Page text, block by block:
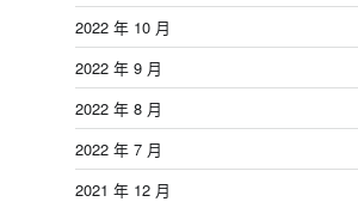
2022 年 10 月
2022 年 9 月
2022 年 8 月
2022 年 7 月
2021 年 12 月